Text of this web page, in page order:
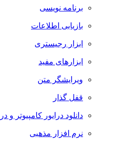
برنامه نویسی
بازیابی اطلاعات
ابزار رجیستری
ابزارهای مفید
ویرایشگر متن
قفل گذار
دانلود درایور کامپیوتر و
نرم افزار مذهبی